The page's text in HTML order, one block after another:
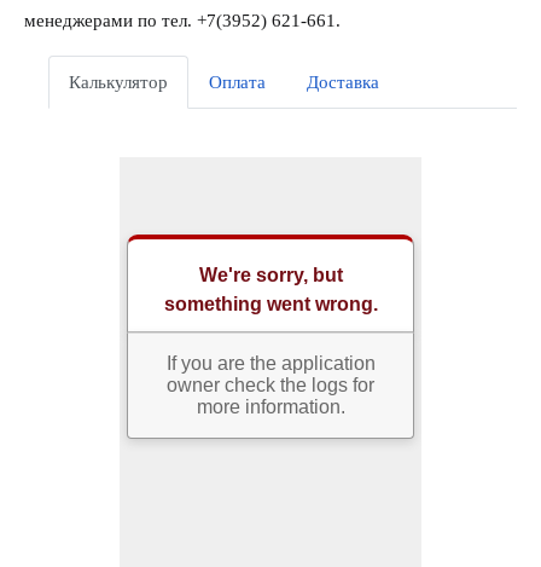
менеджерами по тел. +7(3952) 621-661.
Калькулятор Оплата Доставка